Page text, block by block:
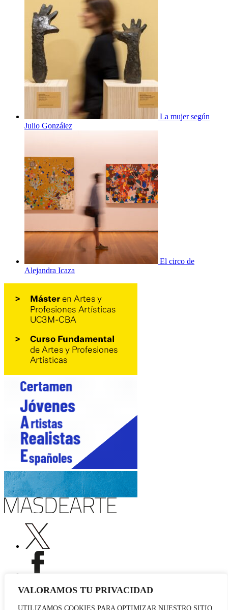
VALORAMOS TU PRIVACIDAD
UTILIZAMOS COOKIES PARA OPTIMIZAR NUESTRO SITIO
La mujer según
Julio González
El circo de
Alejandra Icaza